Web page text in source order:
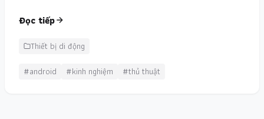
Đọc tiếp
Thiết bị di động
#android
#kinh nghiệm #thủ thuật